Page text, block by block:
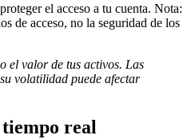
el acceso a tu cuenta. Nota:
de acceso, no la seguridad de los
el valor de tus activos. Las
volatilidad puede afectar
real